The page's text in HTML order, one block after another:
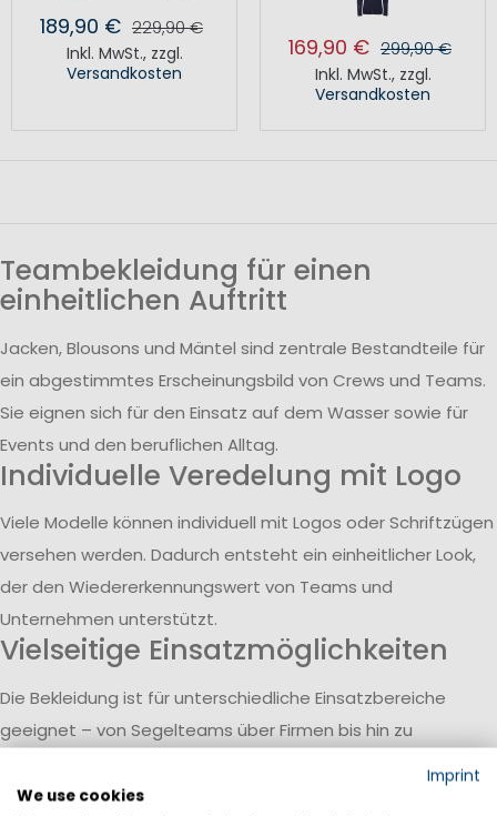
189,90 € 229,90 €
Inkl. MwSt., zzgl.
Versandkosten
169,90 € 299,90 €
Inkl. MwSt., zzgl.
Versandkosten
Teambekleidung für einen
einheitlichen Auftritt
Jacken, Blousons und Mäntel sind zentrale Bestandteile für
ein abgestimmtes Erscheinungsbild von Crews und Teams.
Sie eignen sich für den Einsatz auf dem Wasser sowie für
Events und den beruflichen Alltag.
Individuelle Veredelung mit Logo
Viele Modelle können individuell mit Logos oder Schriftzügen
versehen werden. Dadurch entsteht ein einheitlicher Look,
der den Wiedererkennungswert von Teams und
Unternehmen unterstützt.
Vielseitige Einsatzmöglichkeiten
Die Bekleidung ist für unterschiedliche Einsatzbereiche
geeignet – von Segelteams über Firmen bis hin zu
ermöglichen eine flexible Auswahl passend zum jeweiligen
Imprint
We use cookies